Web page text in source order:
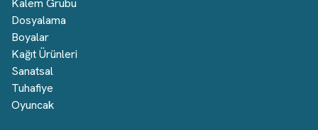
Kalem Grubu
Dosyalama
Boyalar
Kağıt Ürünleri
Sanatsal
Tuhafiye
Oyuncak